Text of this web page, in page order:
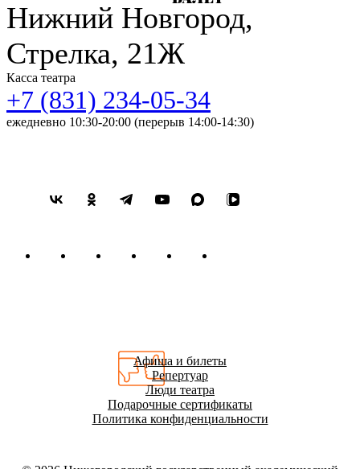
Нижний Новгород,
Стрелка, 21Ж
Касса театра
+7 (831) 234-05-34
ежедневно 10:30-20:00 (перерыв 14:00-14:30)
Афиша и билеты
Репертуар
Люди театра
Подарочные сертификаты
Политика конфиденциальности